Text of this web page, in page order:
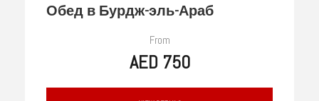
Обед в Бурдж-эль-Араб
From
AED 750